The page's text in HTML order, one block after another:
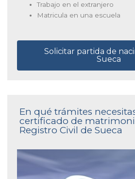
Trabajo en el extranjero
Matricula en una escuela
Solicitar partida de
Sueca
En qué trámites
certificado de
Registro Civil de Sueca